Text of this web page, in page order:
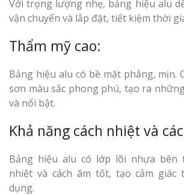
Với trọng lượng nhẹ, bảng hiệu alu
vận chuyển và lắp đặt, tiết kiệm thời
Thẩm mỹ cao:
Bảng hiệu alu có bề mặt phẳng, mịn.
sơn màu sắc phong phú, tạo ra
và nổi bật.
Khả năng cách nhiệt và
Bảng hiệu alu có lớp lõi nhựa bên
nhiệt và cách âm tốt, tạo cảm giác
dụng.